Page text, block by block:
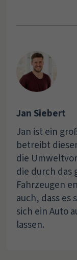
Jan Siebert
Jan ist ein
betreibt
die
die durch das
Fahrzeugen
auch, dass es
sich ein Auto
lassen.